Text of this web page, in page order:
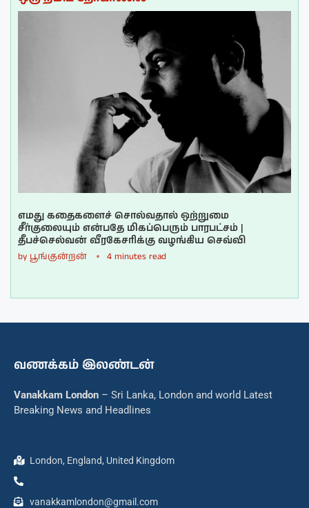
எமது கதைகளைச் சொல்வதால் ஒற்றுமை
சீர்குலையும் என்பதே மிகப்பெரும் பாரபட்சம் |
தீபச்செல்வன் வீரகேசரிக்கு வழங்கிய செவ்வி
by பூங்குன்றன் 4 minutes read
வணக்கம் இலண்டன்
Vanakkam London – Sri Lanka, London and world Latest
Breaking News and Headlines
London, England, United Kingdom
vanakkamlondon@gmail.com